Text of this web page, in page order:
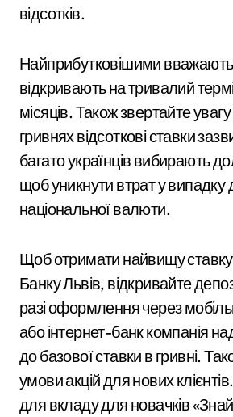
відсотків.
Найприбутковішими
відкривають на тривалий
місяців. Також звертайте
гривнях відсоткові ставки
багато українців вибирають
щоб уникнути втрат у випадку
національної валюти.
Щоб отримати найвищу
Банку Львів, відкривайте
разі оформлення через
або інтернет-банк компанія
до базової ставки в гривні.
умови акцій для нових
для вкладу для новачків